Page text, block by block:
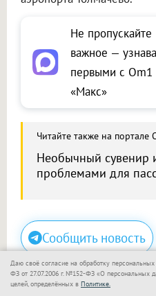
Не пропускайте
важное —
первыми с Om1
«Макс»
Читайте также на портале
Необычный сувенир
проблемами для
Сообщить новость
Размещение рекламы
Макс Телеграм
Даю своё согласие на обработку
ФЗ от 27.07.2006 г. №152-ФЗ «О персональных
целей, определённых в Политике.